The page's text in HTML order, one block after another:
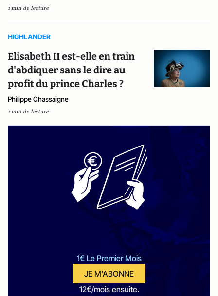
1 min de lecture
HIGHLANDER
Elisabeth II est-elle en train
d'abdiquer sans le dire au
profit du prince Charles ?
Philippe Chassaigne
1 min de lecture
1€ Le Premier Mois
JE M'ABONNE
12€/mois ensuite.